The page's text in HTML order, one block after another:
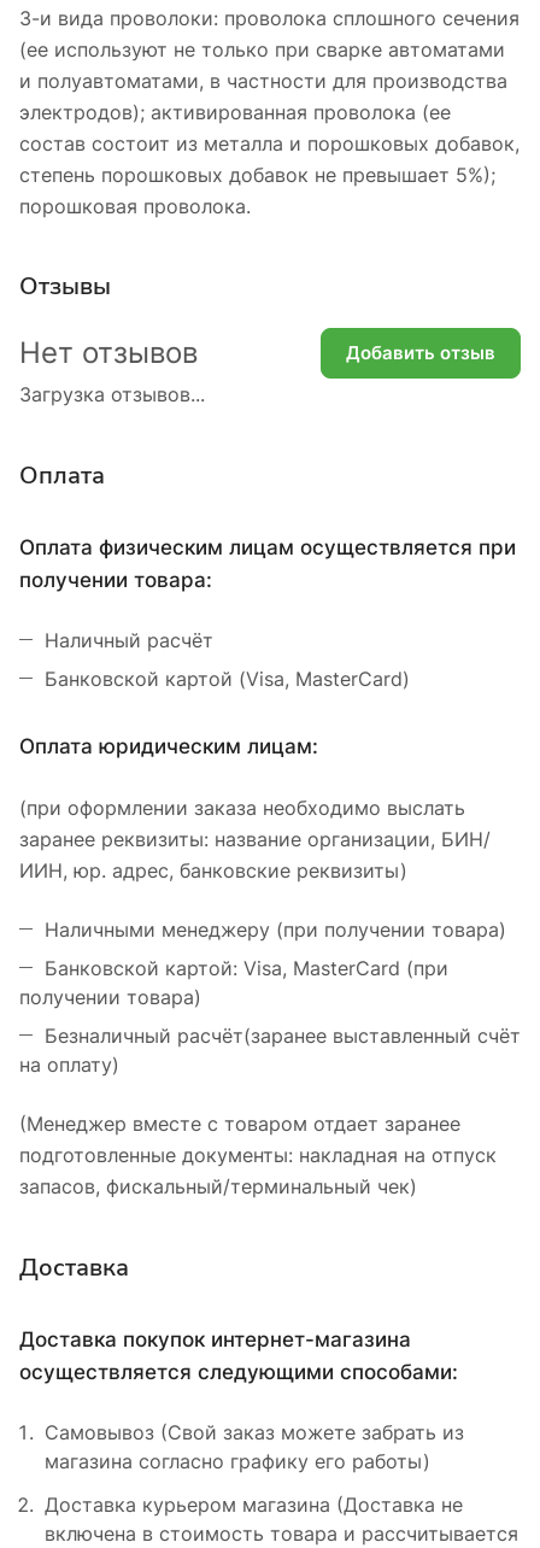
3-и вида проволоки: проволока сплошного сечения
(ее используют не только при сварке автоматами
и полуавтоматами, в частности для производства
электродов); активированная проволока (ее
состав состоит из металла и порошковых добавок,
степень порошковых добавок не превышает 5%);
порошковая проволока.
Отзывы
Загрузка отзывов...
Нет отзывов Добавить отзыв
Оплата
Оплата физическим лицам осуществляется при
получении товара:
Наличный расчёт
Банковской картой (Visa, MasterCard)
Оплата юридическим лицам:
(при оформлении заказа необходимо выслать
заранее реквизиты: название организации, БИН/
ИИН, юр. адрес, банковские реквизиты)
Наличными менеджеру (при получении товара)
Банковской картой: Visa, MasterCard (при
получении товара)
Безналичный расчёт(заранее выставленный счёт
на оплату)
(Менеджер вместе с товаром отдает заранее
подготовленные документы: накладная на отпуск
запасов, фискальный/терминальный чек)
Доставка
Доставка покупок интернет-магазина
осуществляется следующими способами:
Самовывоз (Свой заказ можете забрать из
магазина согласно графику его работы)
Доставка курьером магазина (Доставка не
включена в стоимость товара и рассчитывается